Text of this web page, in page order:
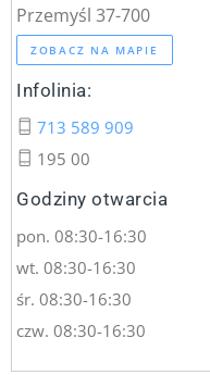
Przemyśl 37-700
ZOBACZ NA MAPIE
Infolinia:
713 589 909
195 00
Godziny otwarcia
pon. 08:30-16:30
wt. 08:30-16:30
śr. 08:30-16:30
czw. 08:30-16:30